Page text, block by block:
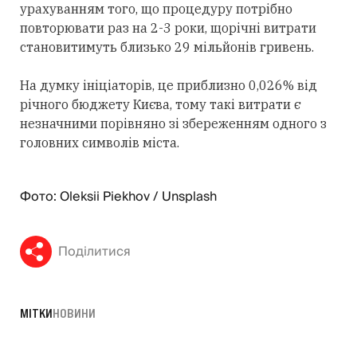
урахуванням того, що процедуру потрібно
повторювати раз на 2-3 роки, щорічні витрати
становитимуть близько 29 мільйонів гривень.
На думку ініціаторів, це приблизно 0,026% від
річного бюджету Києва, тому такі витрати є
незначними порівняно зі збереженням одного з
головних символів міста.
Фото: Oleksii Piekhov / Unsplash
Поділитися
МІТКИНОВИНИ